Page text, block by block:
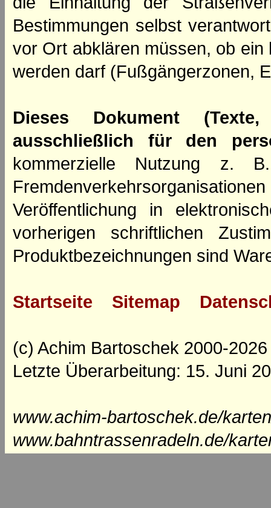
Bestimmungen selbst
vor Ort abklären müssen, ob
werden darf (Fußgängerzonen,
Dieses Dokument
ausschließlich für den
kommerzielle Nutzung z.
Veröffentlichung in
vorherigen schriftlichen
Produktbezeichnungen sind
Startseite Sitemap
(c) Achim Bartoschek 2000-2026
Letzte Überarbeitung: 15. Juni
www.achim-bartoschek.de/
www.bahntrassenradeln.de/